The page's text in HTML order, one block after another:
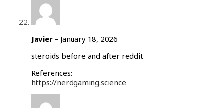
Javier – January 18, 2026
steroids before and after reddit
References:
https://nerdgaming.science